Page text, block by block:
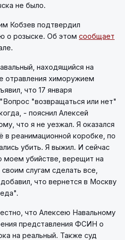
не было.
Кобзев подтвердил
о розыске. Об этом сообщает
находящийся на
отравления химоружием
что 17 января
"возвращаться или нет"
- пояснил Алексей
что я не уезжал. Я оказался
в реанимационной коробке, по
убить. Я выжил. И сейчас
моем убийстве, верещит на
слугам сделать все,
что вернется в Москву
что Алексею Навальному
представления ФСИН о
на реальный. Также суд